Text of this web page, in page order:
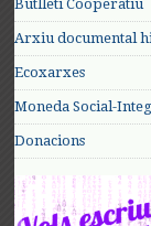
Butlletí Cooperatiu
Arxiu documental
Ecoxarxes
Moneda Social-
Donacions